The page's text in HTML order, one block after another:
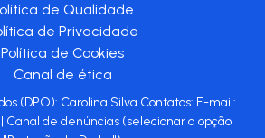
de Qualidade
de Privacidade
Política de Cookies
Canal de ética
(DPO): Carolina Silva Contatos: E-mail:
| Canal de denúncias (selecionar a opção